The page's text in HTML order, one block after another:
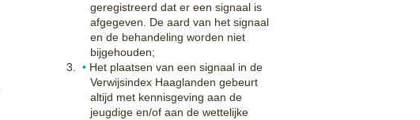
geregistreerd dat er een signaal is
afgegeven. De aard van het signaal
en de behandeling worden niet
bijgehouden;
Het plaatsen van een signaal in de
Verwijsindex Haaglanden gebeurt
altijd met kennisgeving aan de
jeugdige en/of aan de wettelijke